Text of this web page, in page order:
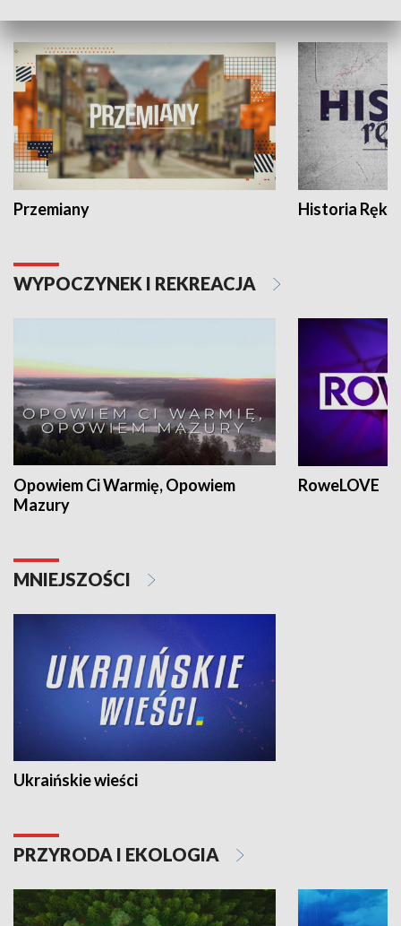
Przemiany Historia Ręką
WYPOCZYNEK I REKREACJA
Opowiem Ci Warmię, Opowiem
Mazury
RoweLOVE
MNIEJSZOŚCI
Ukraińskie wieści
PRZYRODA I EKOLOGIA